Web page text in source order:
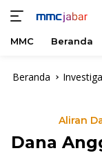
MMC Beranda
Beranda
Aliran
Dana